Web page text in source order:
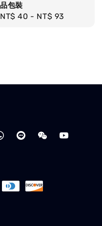
品包裝
Regular
NT$ 40 - NT$ 93